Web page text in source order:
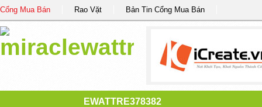
Cổng Mua Bán Rao Vặt Bản Tin Cổng Mua Bán
EWATTRE378382